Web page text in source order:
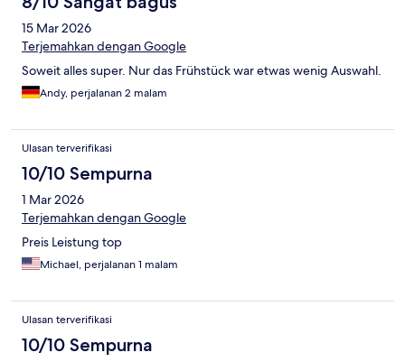
15 Mar 2026
Terjemahkan dengan Google
Soweit alles super. Nur das Frühstück war etwas wenig Auswahl.
Andy, perjalanan 2 malam
Ulasan terverifikasi
10/10 Sempurna
1 Mar 2026
Terjemahkan dengan Google
Preis Leistung top
Michael, perjalanan 1 malam
Ulasan terverifikasi
10/10 Sempurna